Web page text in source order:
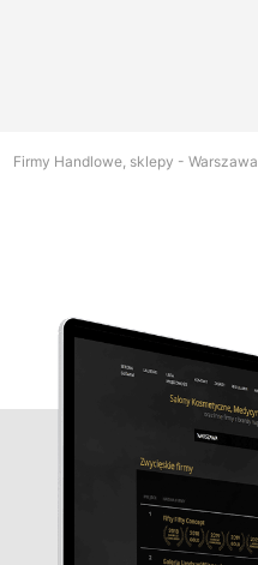
Firmy Handlowe, sklepy - Warszawa